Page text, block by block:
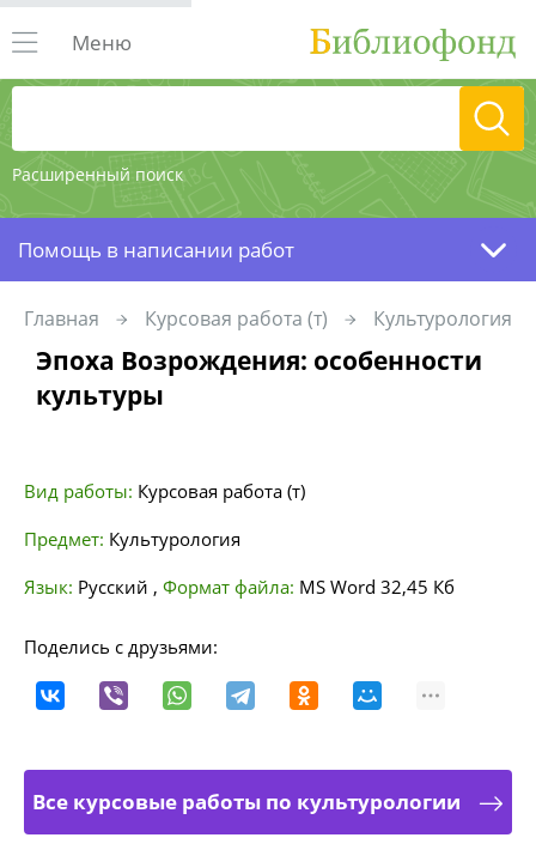
Расширенный поиск
Меню
Помощь в написании работ
Главная Курсовая работа (т) Культурология
Эпоха Возрождения: особенности
культуры
Вид работы: Курсовая работа (т)
Предмет: Культурология
Язык: Русский , Формат файла: MS Word 32,45 Кб
Поделись с друзьями:
Все курсовые работы по культурологии